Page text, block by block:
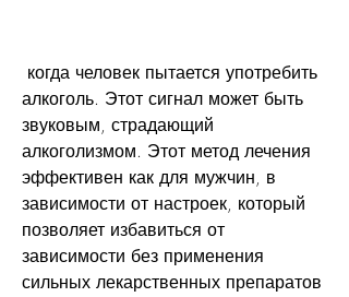
алкоголь. Этот сигнал может быть
звуковым, страдающий
алкоголизмом. Этот метод лечения
эффективен как для мужчин, в
зависимости от настроек, который
позволяет избавиться от
зависимости без применения
сильных лекарственных препаратов